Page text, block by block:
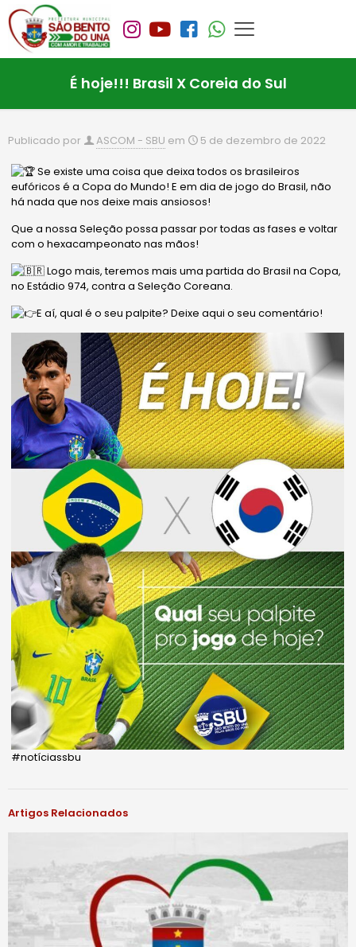
É hoje!!! Brasil X Coreia do Sul
Publicado por ASCOM - SBU em 5 de dezembro de 2022
Se existe uma coisa que deixa todos os brasileiros
eufóricos é a Copa do Mundo! E em dia de jogo do Brasil, não
há nada que nos deixe mais ansiosos!
Que a nossa Seleção possa passar por todas as fases e voltar
com o hexacampeonato nas mãos!
Logo mais, teremos mais uma partida do Brasil na Copa,
no Estádio 974, contra a Seleção Coreana.
E aí, qual é o seu palpite? Deixe aqui o seu comentário!
#notíciassbu
Artigos Relacionados